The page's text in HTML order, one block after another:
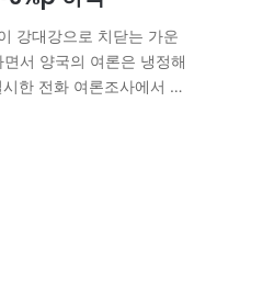
강대강으로 치닫는 가운
서 양국의 여론은 냉정해
한 전화 여론조사에서 아